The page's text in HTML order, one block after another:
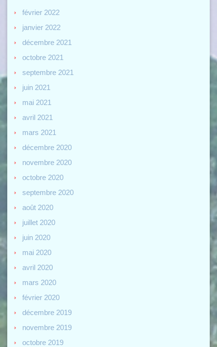
février 2022
janvier 2022
décembre 2021
octobre 2021
septembre 2021
juin 2021
mai 2021
avril 2021
mars 2021
décembre 2020
novembre 2020
octobre 2020
septembre 2020
août 2020
juillet 2020
juin 2020
mai 2020
avril 2020
mars 2020
février 2020
décembre 2019
novembre 2019
octobre 2019